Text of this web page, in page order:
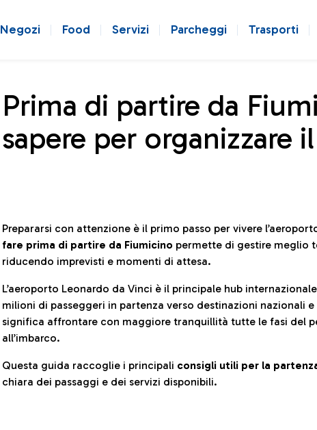
Negozi Food Servizi Parcheggi Trasporti
Prima di partire da
sapere per organizzare
Prepararsi con attenzione è il primo passo per vivere
fare prima di partire da Fiumicino permette di gestire meglio
riducendo imprevisti e momenti di attesa.
L’aeroporto Leonardo da Vinci è il principale hub
milioni di passeggeri in partenza verso destinazioni nazionali
significa affrontare con maggiore tranquillità tutte le fasi del
all’imbarco.
Questa guida raccoglie i principali consigli utili per la
chiara dei passaggi e dei servizi disponibili.